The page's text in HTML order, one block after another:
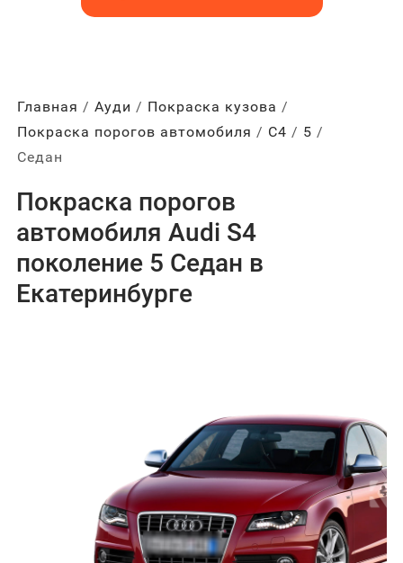
Главная Ауди
Покраска кузова
Покраска порогов автомобиля
С4
5
Седан
Покраска порогов
автомобиля Audi S4
поколение 5 Седан в
Екатеринбурге